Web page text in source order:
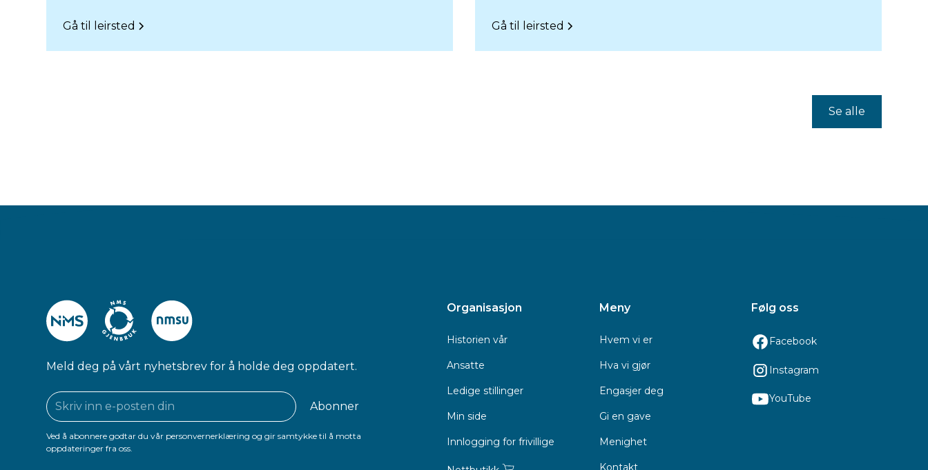
Gå til leirsted Gå til leirsted
Se alle
Meld deg på vårt nyhetsbrev for å holde deg oppdatert.
Ved å abonnere godtar du vår personvernerklæring og gir samtykke til å motta
oppdateringer fra oss.
Organisasjon
Historien vår
Ansatte
Ledige stillinger
Min side
Innlogging for frivillige
Meny
Hvem vi er
Hva vi gjør
Engasjer deg
Gi en gave
Menighet
Kontakt
Følg oss
Facebook
Instagram
YouTube